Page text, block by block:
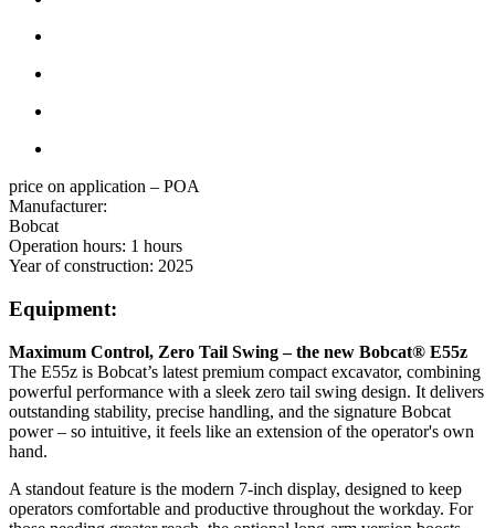
price on application – POA
Manufacturer:
Bobcat
Operation hours: 1 hours
Year of construction: 2025
Equipment:
Maximum Control, Zero Tail Swing – the new Bobcat® E55z
The E55z is Bobcat’s latest premium compact excavator, combining
powerful performance with a sleek zero tail swing design. It delivers
outstanding stability, precise handling, and the signature Bobcat
power – so intuitive, it feels like an extension of the operator's own
hand.
A standout feature is the modern 7-inch display, designed to keep
operators comfortable and productive throughout the workday. For